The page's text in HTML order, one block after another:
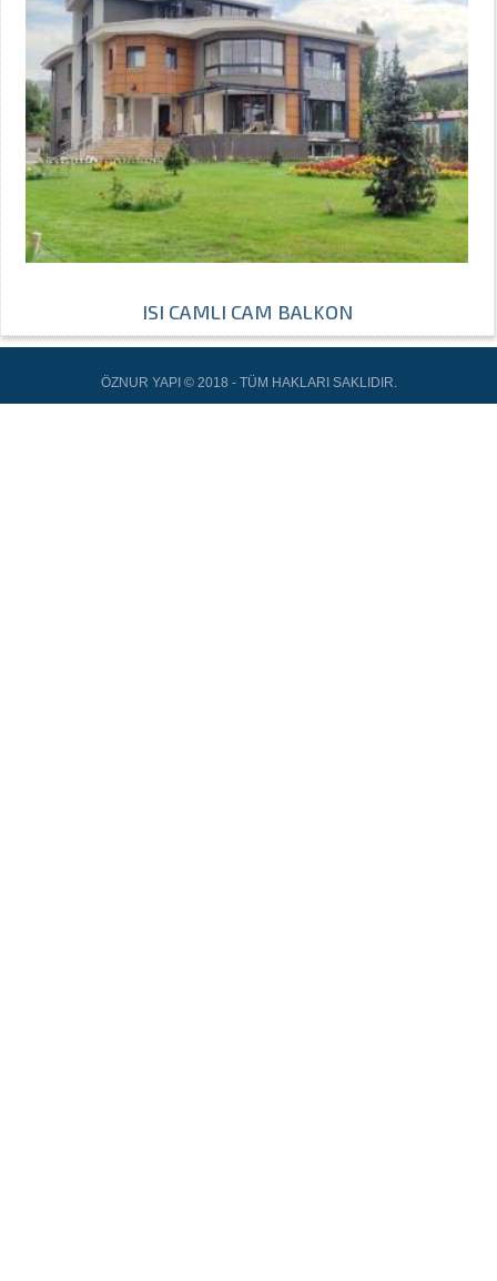
ISI CAMLI CAM BALKON
ÖZNUR YAPI © 2018 - TÜM HAKLARI SAKLIDIR.